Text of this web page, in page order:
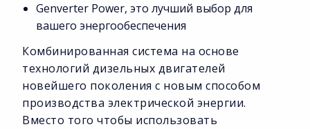
Genverter Power, это лучший выбор для
вашего энергообеспечения
Комбинированная система на основе
технологий дизельных двигателей
новейшего поколения с новым способом
производства электрической энергии.
Вместо того чтобы использовать